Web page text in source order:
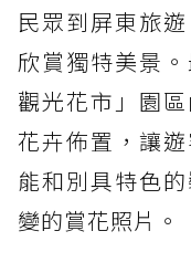
民眾到屏東旅
欣賞獨特美景
觀光花市」園
花卉佈置，讓
能和別具特色
變的賞花照片。